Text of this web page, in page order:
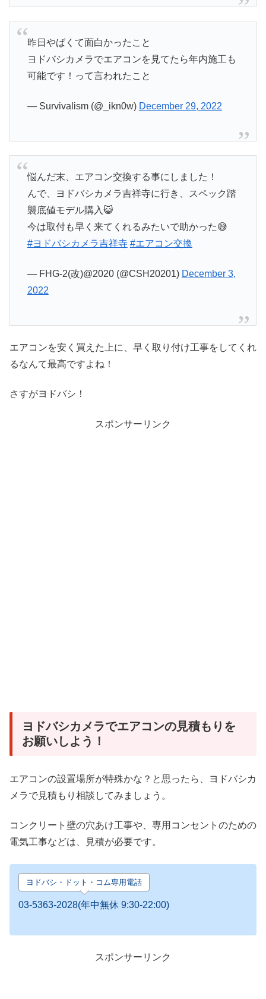
昨日やばくて面白かったこと
ヨドバシカメラでエアコンを見てたら年内施工も
可能です！って言われたこと
— Survivalism (@_ikn0w) December 29, 2022
悩んだ末、エアコン交換する事にしました！
んで、ヨドバシカメラ吉祥寺に行き、スペック踏
襲底値モデル購入😺
今は取付も早く来てくれるみたいで助かった😅
#ヨドバシカメラ吉祥寺 #エアコン交換
— FHG-2(改)@2020 (@CSH20201) December 3,
2022
エアコンを安く買えた上に、早く取り付け工事をしてくれ
るなんて最高ですよね！
さすがヨドバシ！
スポンサーリンク
ヨドバシカメラでエアコンの見積もりを
お願いしよう！
エアコンの設置場所が特殊かな？と思ったら、ヨドバシカ
メラで見積もり相談してみましょう。
コンクリート壁の穴あけ工事や、専用コンセントのための
電気工事などは、見積が必要です。
ヨドバシ・ドット・コム専用電話
03-5363-2028(年中無休 9:30-22:00)
スポンサーリンク